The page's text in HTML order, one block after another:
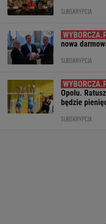
SUBSKRYPCJA
nowa
SUBSKRYPCJA
Opolu.
będzie
SUBSKRYPCJA